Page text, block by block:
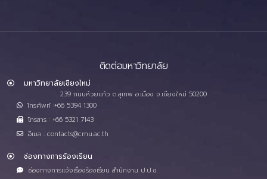
ติดต่อมหาวิทยาลัย
มหาวิทยาลัยเชียงใหม่
239 ถนนห้วยแก้ว ต.สุเทพ อ.เมือง จ.เชียงใหม่ 50200
โทรศัพท์ :+66 5394 1300
โทรสาร : +66 5321 7143
อีเมล : contacts@cmu.ac.th
ช่องทางการร้องเรียน
ช่องทางการแจ้งเรื่องร้องเรียน สำนักงาน ป.ป.ช.